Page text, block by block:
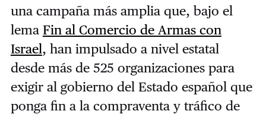
una campaña más amplia que, bajo el
lema Fin al Comercio de Armas con
Israel, han impulsado a nivel estatal
desde más de 525 organizaciones para
exigir al gobierno del Estado español que
ponga fin a la compraventa y tráfico de